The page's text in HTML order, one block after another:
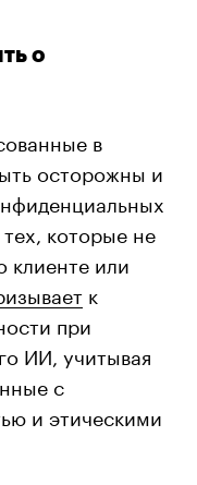
о
в
осторожны и
которые не
или
к
при
ИИ, учитывая
с
и этическими